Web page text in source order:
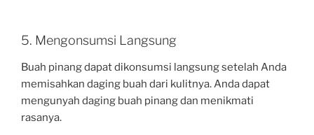
5. Mengonsumsi Langsung
Buah pinang dapat dikonsumsi langsung setelah Anda
memisahkan daging buah dari kulitnya. Anda dapat
mengunyah daging buah pinang dan menikmati
rasanya.